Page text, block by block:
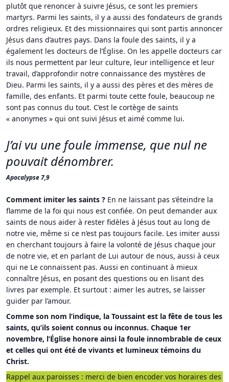
plutôt que renoncer à suivre Jésus, ce sont les premiers
martyrs. Parmi les saints, il y a aussi des fondateurs de grands
ordres religieux. Et des missionnaires qui sont partis annoncer
Jésus dans d’autres pays. Dans la foule des saints, il y a
également les docteurs de l’Église. On les appelle docteurs car
ils nous permettent par leur culture, leur intelligence et leur
travail, d’approfondir notre connaissance des mystères de
Dieu. Parmi les saints, il y a aussi des pères et des mères de
famille, des enfants. Et parmi toute cette foule, beaucoup ne
sont pas connus du tout. C’est le cortège de saints
« anonymes » qui ont suivi Jésus et aimé comme lui.
J’ai vu une foule immense, que nul ne
pouvait dénombrer.
Apocalypse 7,9
Comment imiter les saints ? En ne laissant pas s’éteindre la
flamme de la foi qui nous est confiée. On peut demander aux
saints de nous aider à rester fidèles à Jésus tout au long de
notre vie, même si ce n’est pas toujours facile. Les imiter aussi
en cherchant toujours à faire la volonté de Jésus chaque jour
de notre vie, et en parlant de Lui autour de nous, aussi à ceux
qui ne Le connaissent pas. Aussi en continuant à mieux
connaître Jésus, en posant des questions ou en lisant des
livres par exemple. Et surtout : aimer les autres, se laisser
guider par l’amour.
Comme son nom l’indique, la Toussaint est la fête de tous les
saints, qu’ils soient connus ou inconnus. Chaque 1er
novembre, l’Église honore ainsi la foule innombrable de ceux
et celles qui ont été de vivants et lumineux témoins du
Christ.
Rappel aux paroisses : merci de bien encoder vos horaires des